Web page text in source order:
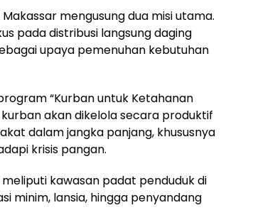
mengusung dua misi utama.
pada distribusi langsung daging
upaya pemenuhan kebutuhan
“Kurban untuk Ketahanan
akan dikelola secara produktif
dalam jangka panjang, khususnya
krisis pangan.
kawasan padat penduduk di
minim, lansia, hingga penyandang